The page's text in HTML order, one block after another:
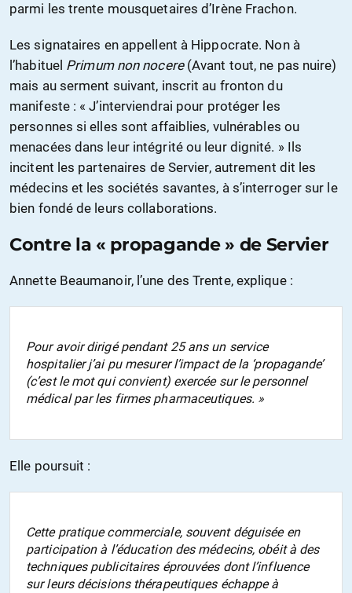
parmi les trente mousquetaires d’Irène Frachon.
Les signataires en appellent à Hippocrate. Non à
l’habituel Primum non nocere(Avant tout, ne pas nuire)
mais au serment suivant, inscrit au fronton du
manifeste : « J’interviendrai pour protéger les
personnes si elles sont affaiblies, vulnérables ou
menacées dans leur intégrité ou leur dignité. » Ils
incitent les partenaires de Servier, autrement dit les
médecins et les sociétés savantes, à s’interroger sur le
bien fondé de leurs collaborations.
Contre la « propagande » de Servier
Annette Beaumanoir, l’une des Trente, explique :
Pour avoir dirigé pendant 25 ans un service
hospitalier j’ai pu mesurer l’impact de la ‘propagande’
(c’est le mot qui convient) exercée sur le personnel
médical par les firmes pharmaceutiques. »
Elle poursuit :
Cette pratique commerciale, souvent déguisée en
participation à l’éducation des médecins, obéit à des
techniques publicitaires éprouvées dont l’influence
sur leurs décisions thérapeutiques échappe à